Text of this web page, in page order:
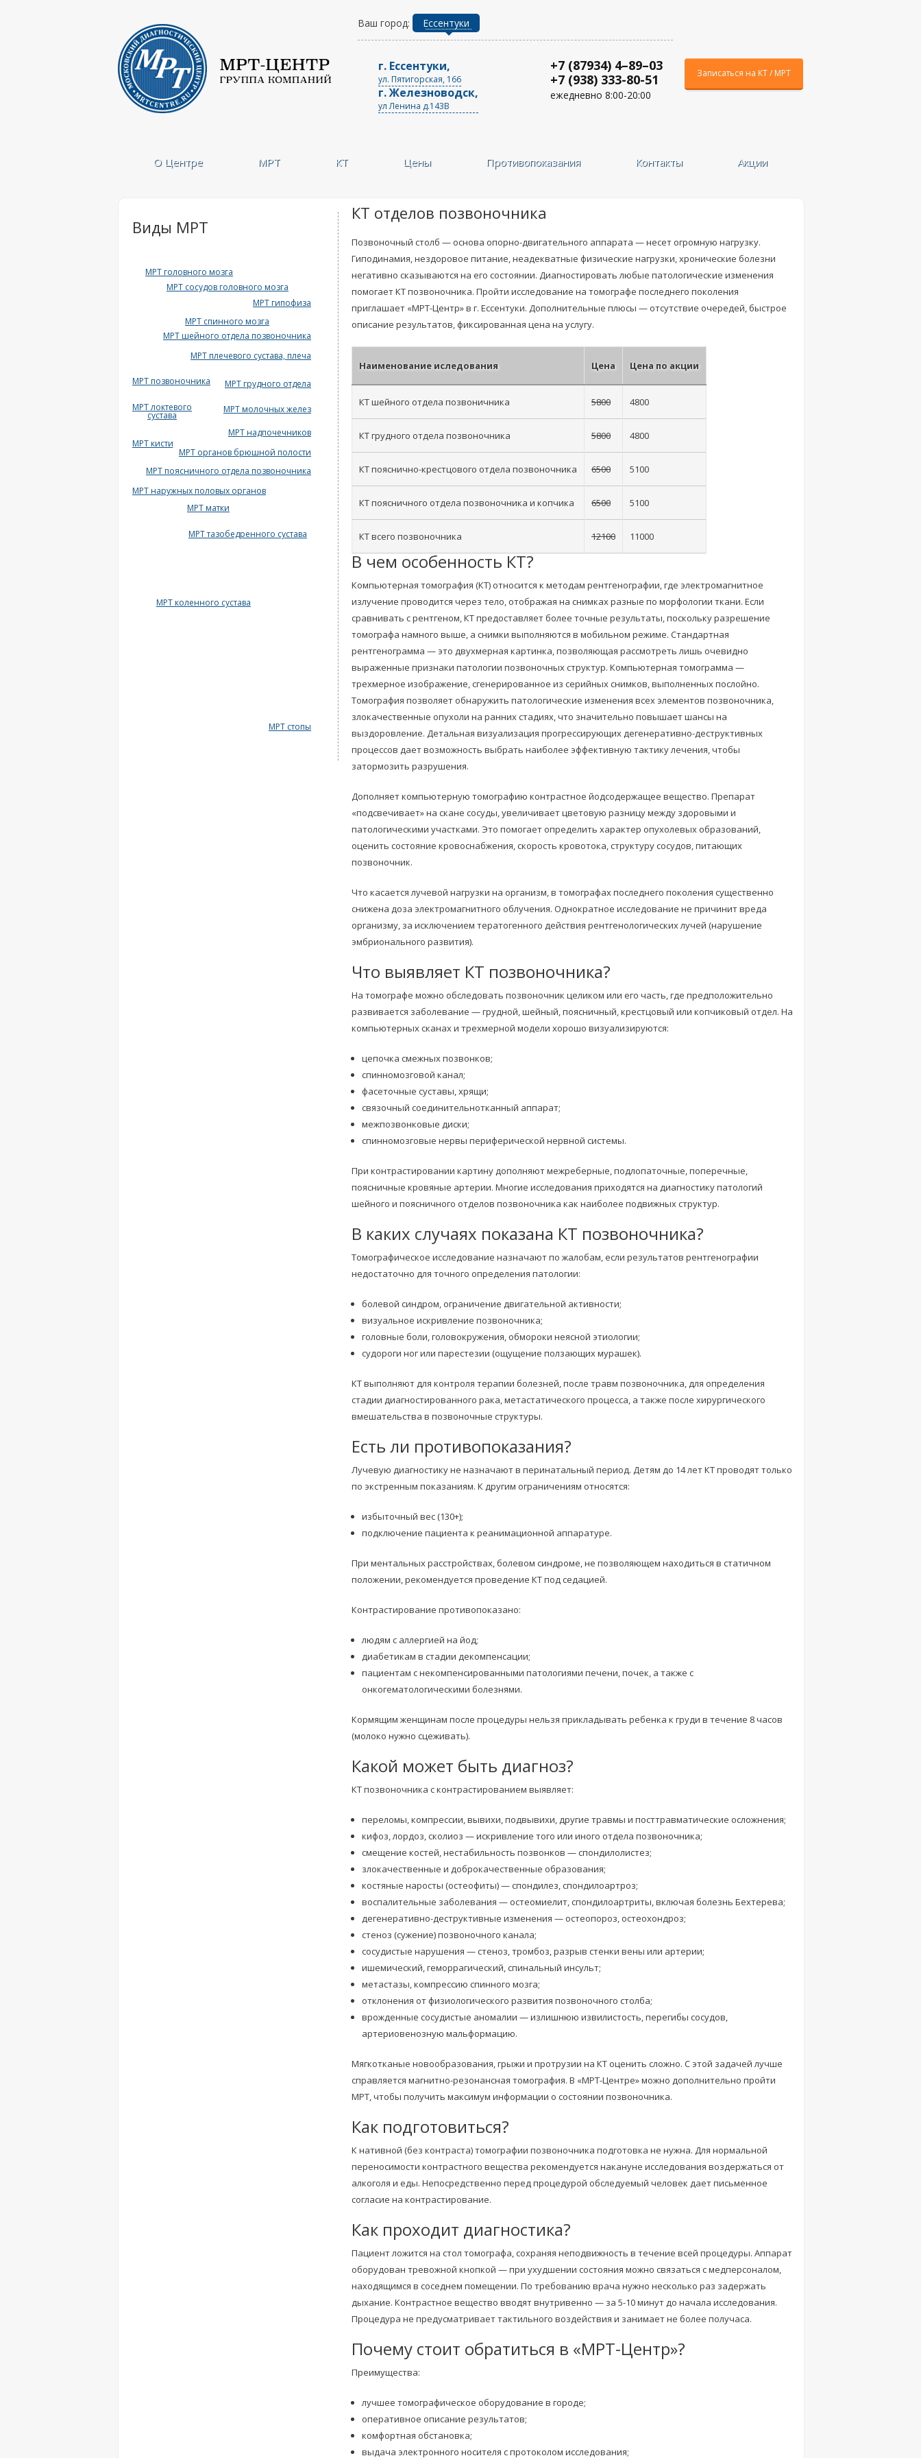
Ваш город: Ессентуки
+7 (87934) 4–89–03
+7 (938) 333-80-51
ежедневно 8:00-20:00
г. Ессентуки,
ул. Пятигорская, 166
г. Железноводск,
ул Ленина д.143В
Записаться на КТ / МРТ
О Центре МРТ КТ Цены Противопоказания Контакты Акции
Виды МРТ
МРТ головного мозга
МРТ сосудов головного мозга
МРТ гипофиза
МРТ шейного отдела позвоночника
МРТ плечевого сустава, плеча
МРТ позвоночника
МРТ грудного отдела
МРТ локтевого
сустава
МРТ молочных желез
МРТ надпочечников
МРТ кисти
МРТ органов брюшной полости
МРТ поясничного отдела позвоночника
МРТ наружных половых органов
МРТ тазобедренного сустава
МРТ матки
МРТ спинного мозга
МРТ коленного сустава
МРТ стопы
КТ отделов позвоночника
Позвоночный столб — основа опорно-двигательного аппарата — несет огромную нагрузку.
Гиподинамия, нездоровое питание, неадекватные физические нагрузки, хронические болезни
негативно сказываются на его состоянии. Диагностировать любые патологические изменения
помогает КТ позвоночника. Пройти исследование на томографе последнего поколения
приглашает «МРТ-Центр» в г. Ессентуки. Дополнительные плюсы — отсутствие очередей, быстрое
описание результатов, фиксированная цена на услугу.
Наименование иследования Цена Цена по акции
КТ шейного отдела позвоничника 5800 4800
КТ грудного отдела позвоночника 5800 4800
КТ пояснично-крестцового отдела позвоночника 6500 5100
КТ поясничного отдела позвоночника и копчика 6500 5100
КТ всего позвоночника 12100 11000
В чем особенность КТ?
Компьютерная томография (КТ) относится к методам рентгенографии, где электромагнитное
излучение проводится через тело, отображая на снимках разные по морфологии ткани. Если
сравнивать с рентгеном, КТ предоставляет более точные результаты, поскольку разрешение
томографа намного выше, а снимки выполняются в мобильном режиме. Стандартная
рентгенограмма — это двухмерная картинка, позволяющая рассмотреть лишь очевидно
выраженные признаки патологии позвоночных структур. Компьютерная томограмма —
трехмерное изображение, сгенерированное из серийных снимков, выполненных послойно.
Томография позволяет обнаружить патологические изменения всех элементов позвоночника,
злокачественные опухоли на ранних стадиях, что значительно повышает шансы на
выздоровление. Детальная визуализация прогрессирующих дегенеративно-деструктивных
процессов дает возможность выбрать наиболее эффективную тактику лечения, чтобы
затормозить разрушения.
Дополняет компьютерную томографию контрастное йодсодержащее вещество. Препарат
«подсвечивает» на скане сосуды, увеличивает цветовую разницу между здоровыми и
патологическими участками. Это помогает определить характер опухолевых образований,
оценить состояние кровоснабжения, скорость кровотока, структуру сосудов, питающих
позвоночник.
Что касается лучевой нагрузки на организм, в томографах последнего поколения существенно
снижена доза электромагнитного облучения. Однократное исследование не причинит вреда
организму, за исключением тератогенного действия рентгенологических лучей (нарушение
эмбрионального развития).
Что выявляет КТ позвоночника?
На томографе можно обследовать позвоночник целиком или его часть, где предположительно
развивается заболевание — грудной, шейный, поясничный, крестцовый или копчиковый отдел. На
компьютерных сканах и трехмерной модели хорошо визуализируются:
цепочка смежных позвонков;
спинномозговой канал;
фасеточные суставы, хрящи;
связочный соединительнотканный аппарат;
межпозвонковые диски;
спинномозговые нервы периферической нервной системы.
При контрастировании картину дополняют межреберные, подлопаточные, поперечные,
поясничные кровяные артерии. Многие исследования приходятся на диагностику патологий
шейного и поясничного отделов позвоночника как наиболее подвижных структур.
В каких случаях показана КТ позвоночника?
Томографическое исследование назначают по жалобам, если результатов рентгенографии
недостаточно для точного определения патологии:
болевой синдром, ограничение двигательной активности;
визуальное искривление позвоночника;
головные боли, головокружения, обмороки неясной этиологии;
судороги ног или парестезии (ощущение ползающих мурашек).
КТ выполняют для контроля терапии болезней, после травм позвоночника, для определения
стадии диагностированного рака, метастатического процесса, а также после хирургического
вмешательства в позвоночные структуры.
Есть ли противопоказания?
Лучевую диагностику не назначают в перинатальный период. Детям до 14 лет КТ проводят только
по экстренным показаниям. К другим ограничениям относятся:
избыточный вес (130+);
подключение пациента к реанимационной аппаратуре.
При ментальных расстройствах, болевом синдроме, не позволяющем находиться в статичном
положении, рекомендуется проведение КТ под седацией.
Контрастирование противопоказано:
людям с аллергией на йод;
диабетикам в стадии декомпенсации;
пациентам с некомпенсированными патологиями печени, почек, а также с
онкогематологическими болезнями.
Кормящим женщинам после процедуры нельзя прикладывать ребенка к груди в течение 8 часов
(молоко нужно сцеживать).
Какой может быть диагноз?
КТ позвоночника с контрастированием выявляет:
переломы, компрессии, вывихи, подвывихи, другие травмы и посттравматические осложнения;
кифоз, лордоз, сколиоз — искривление того или иного отдела позвоночника;
смещение костей, нестабильность позвонков — спондилолистез;
злокачественные и доброкачественные образования;
костяные наросты (остеофиты) — спондилез, спондилоартроз;
воспалительные заболевания — остеомиелит, спондилоартриты, включая болезнь Бехтерева;
дегенеративно-деструктивные изменения — остеопороз, остеохондроз;
стеноз (сужение) позвоночного канала;
сосудистые нарушения — стеноз, тромбоз, разрыв стенки вены или артерии;
ишемический, геморрагический, спинальный инсульт;
метастазы, компрессию спинного мозга;
отклонения от физиологического развития позвоночного столба;
врожденные сосудистые аномалии — излишнюю извилистость, перегибы сосудов,
артериовенозную мальформацию.
Мягкотканые новообразования, грыжи и протрузии на КТ оценить сложно. С этой задачей лучше
справляется магнитно-резонансная томография. В «МРТ-Центре» можно дополнительно пройти
МРТ, чтобы получить максимум информации о состоянии позвоночника.
Как подготовиться?
К нативной (без контраста) томографии позвоночника подготовка не нужна. Для нормальной
переносимости контрастного вещества рекомендуется накануне исследования воздержаться от
алкоголя и еды. Непосредственно перед процедурой обследуемый человек дает письменное
согласие на контрастирование.
Как проходит диагностика?
Пациент ложится на стол томографа, сохраняя неподвижность в течение всей процедуры. Аппарат
оборудован тревожной кнопкой — при ухудшении состояния можно связаться с медперсоналом,
находящимся в соседнем помещении. По требованию врача нужно несколько раз задержать
дыхание. Контрастное вещество вводят внутривенно — за 5-10 минут до начала исследования.
Процедура не предусматривает тактильного воздействия и занимает не более получаса.
Почему стоит обратиться в «МРТ-Центр»?
Преимущества:
лучшее томографическое оборудование в городе;
оперативное описание результатов;
комфортная обстановка;
выдача электронного носителя с протоколом исследования;